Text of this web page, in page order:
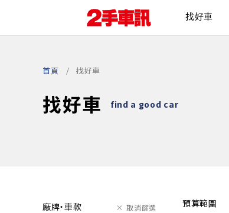
找好車
首頁 找好車
找好車 find a good car
廠牌・車款 取消篩選
預算範圍